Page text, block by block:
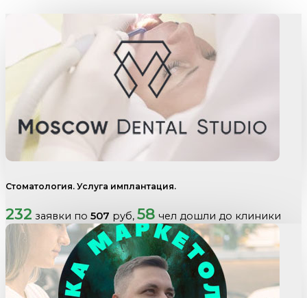
Стоматология. Услуга имплантация.
232 заявки по 507 руб, 58 чел дошли до клиники